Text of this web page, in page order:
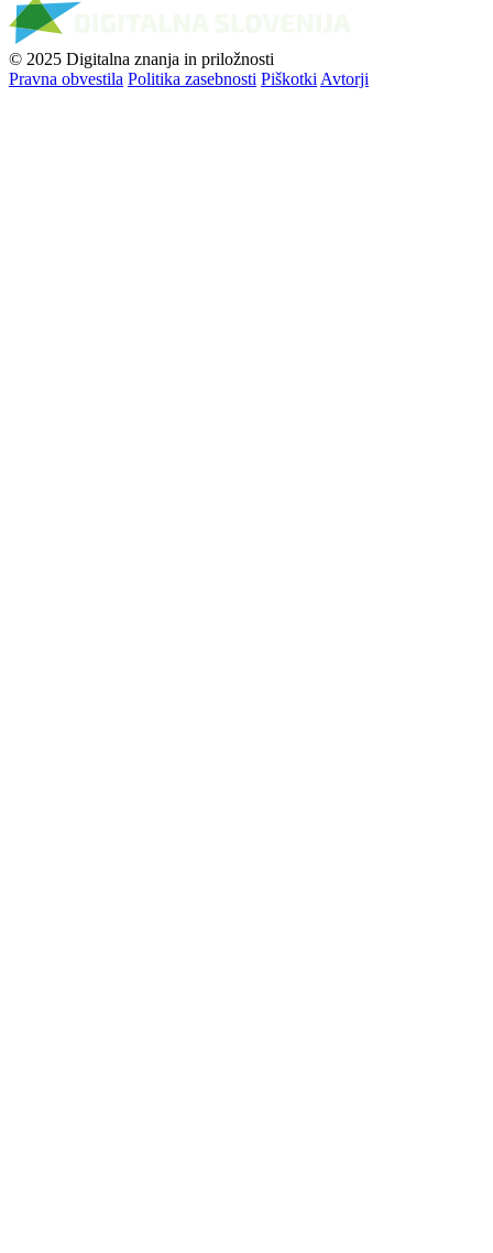
© 2025 Digitalna znanja in priložnosti
Pravna obvestila Politika zasebnosti Piškotki Avtorji